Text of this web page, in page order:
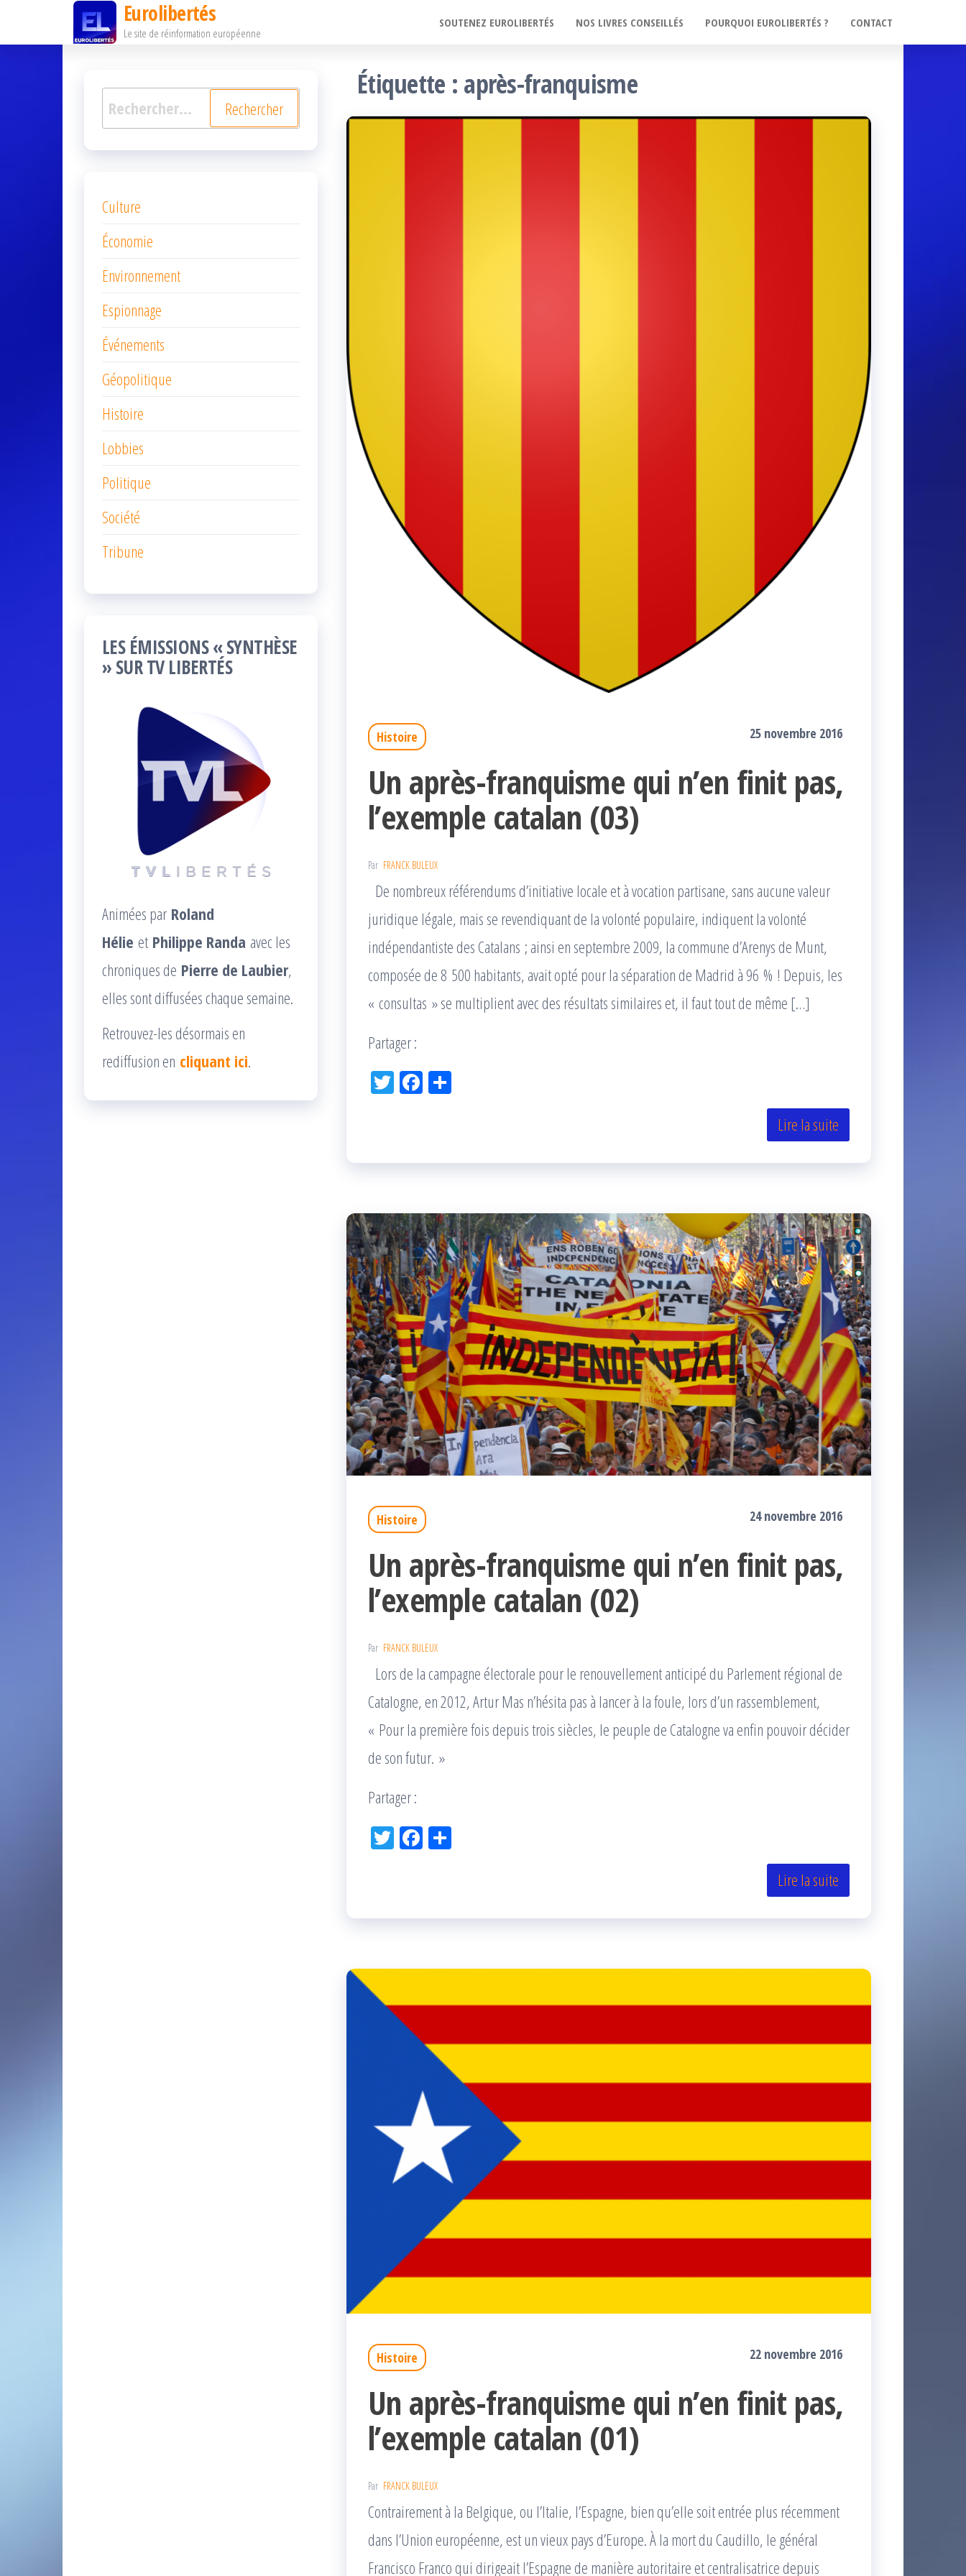
ce
Eurolibertés
Le site de réinformation européenne
SOUTENEZ EUROLIBERTÉS NOS LIVRES CONSEILLÉS POURQUOI EUROLIBERTÉS ? CONTACT
Étiquette : après-franquisme
Histoire 25 novembre 2016
Un après-franquisme qui n’en finit pas,
l’exemple catalan (03)
Par FRANCK BULEUX
De nombreux référendums d’initiative locale et à vocation partisane, sans aucune valeur
juridique légale, mais se revendiquant de la volonté populaire, indiquent la volonté
indépendantiste des Catalans ; ainsi en septembre 2009, la commune d’Arenys de Munt,
composée de 8 500 habitants, avait opté pour la séparation de Madrid à 96 % ! Depuis, les
« consultas » se multiplient avec des résultats similaires et, il faut tout de même […]
Partager :
Tw Fac
Lire la suite
Histoire 24 novembre 2016
Un après-franquisme qui n’en finit pas,
l’exemple catalan (02)
Par FRANCK BULEUX
Lors de la campagne électorale pour le renouvellement anticipé du Parlement régional de
Catalogne, en 2012, Artur Mas n’hésita pas à lancer à la foule, lors d’un rassemblement,
« Pour la première fois depuis trois siècles, le peuple de Catalogne va enfin pouvoir décider
de son futur. »
Partager :
Tw
itt
Fac
eb
Lire la suite
Histoire 22 novembre 2016
Un après-franquisme qui n’en finit pas,
l’exemple catalan (01)
Par FRANCK BULEUX
Contrairement à la Belgique, ou l’Italie, l’Espagne, bien qu’elle soit entrée plus récemment
dans l’Union européenne, est un vieux pays d’Europe. À la mort du Caudillo, le général
Francisco Franco qui dirigeait l’Espagne de manière autoritaire et centralisatrice depuis
Rechercher :
Culture
Économie
Environnement
Espionnage
Événements
Géopolitique
Histoire
Lobbies
Politique
Société
Tribune
LES ÉMISSIONS « SYNTHÈSE
» SUR TV LIBERTÉS
Animées par Roland
Hélie et Philippe Randa avec les
chroniques de Pierre de Laubier,
elles sont diffusées chaque semaine.
Retrouvez-les désormais en
rediffusion en cliquant ici.